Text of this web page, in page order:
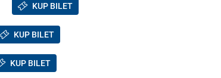
KUP BILET
KUP BILET
KUP BILET